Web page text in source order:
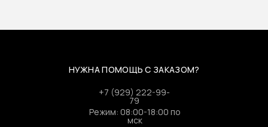
НУЖНА ПОМОЩЬ С ЗАКАЗОМ?
+7 (929) 222-99-
79
Режим: 08:00-18:00 по
мск